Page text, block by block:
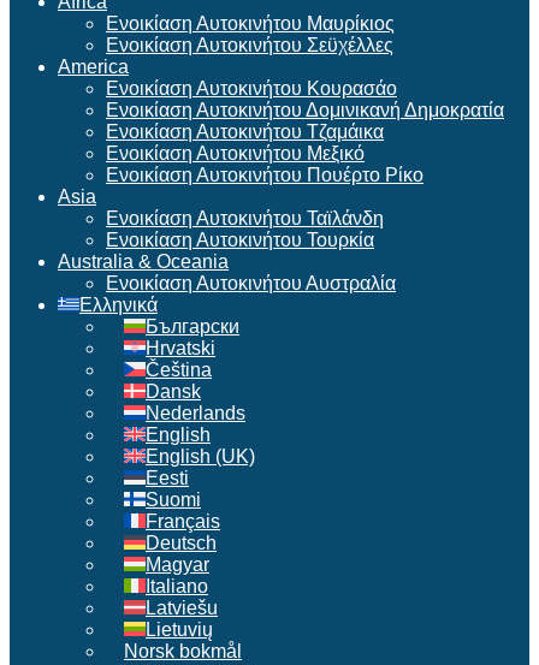
Ενοικίαση Αυτοκινήτου Μαυρίκιος
Ενοικίαση Αυτοκινήτου Σεϋχέλλες
America
Ενοικίαση Αυτοκινήτου Κουρασάο
Ενοικίαση Αυτοκινήτου Δομινικανή Δημοκρατία
Ενοικίαση Αυτοκινήτου Τζαμάικα
Ενοικίαση Αυτοκινήτου Μεξικό
Ενοικίαση Αυτοκινήτου Πουέρτο Ρίκο
Asia
Ενοικίαση Αυτοκινήτου Ταϊλάνδη
Ενοικίαση Αυτοκινήτου Τουρκία
Australia & Oceania
Ενοικίαση Αυτοκινήτου Αυστραλία
Ελληνικά
Български
Hrvatski
Čeština
Dansk
Nederlands
English
English (UK)
Eesti
Suomi
Français
Deutsch
Magyar
Italiano
Latviešu
Lietuvių
Norsk bokmål